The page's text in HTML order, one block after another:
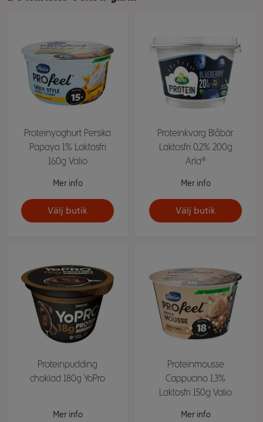
Proteinyoghurt Persika
Papaya 1% Laktosfri
160g Valio
Mer info
Välj butik
Proteinkvarg Blåbär
Laktosfri 0,2% 200g
Arla®
Mer info
Välj butik
Proteinpudding
choklad 180g YoPro
Mer info
Proteinmousse
Cappucino 1,3%
Laktosfri 150g Valio
Mer info